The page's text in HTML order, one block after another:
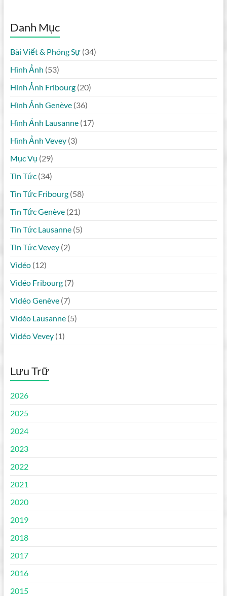
Danh Mục
Bài Viết & Phóng Sự(34)
Hình Ảnh (53)
Hình Ảnh Fribourg(20)
Hình Ảnh Genève(36)
Hình Ảnh Lausanne(17)
Hình Ảnh Vevey(3)
Mục Vụ (29)
Tin Tức(34)
Tin Tức Fribourg(58)
Tin Tức Genève(21)
Tin Tức Lausanne(5)
Tin Tức Vevey(2)
Vidéo(12)
Vidéo Fribourg(7)
Vidéo Genève(7)
Vidéo Lausanne(5)
Vidéo Vevey(1)
Lưu Trữ
2026
2025
2024
2023
2022
2021
2020
2019
2018
2017
2016
2015